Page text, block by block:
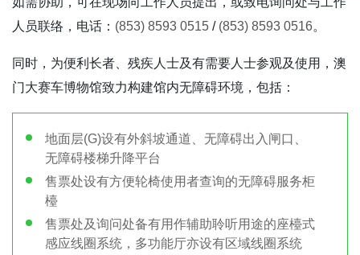
人员联络，电话： (853) 8593 0515 / (853) 8593 0516。
同时，为便利长者、残疾人士及有需要人士参观及使用，澳
门大赛车博物馆致力构建馆内无障碍环境，包括：
地面层(G)设有外斜坡通道、无障碍出入闸口、
无障碍楼梯升降平台
售票处设有方便轮椅使用者查询的无障碍服务柜
檯
售票处及询问处备有用作辅助聆听用途的座檯式
感应线圈系统，多功能厅亦设有区域线圈系统